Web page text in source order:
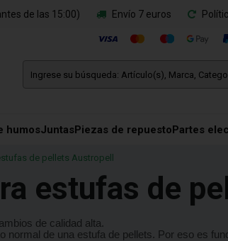
de las 15:00) Envío 7 euros
humosJuntasPiezas de repuestoPartes
de pellets Austropell
estufas de
de calidad alta.
de una estufa de pellets. Por eso es